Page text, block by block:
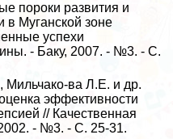
пороки развития и
в Муганской зоне
успехи
- Баку, 2007. - №3. - C.
Мильчако-ва Л.Е. и др.
эффективности
// Качественная
- №3. - C. 25-31.